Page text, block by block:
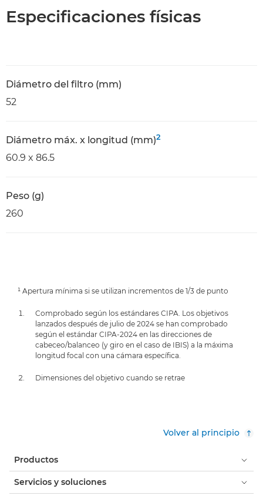
Especificaciones físicas
Diámetro del filtro (mm)
52
Diámetro máx. x longitud (mm)2
60.9 x 86.5
Peso (g)
260
¹ Apertura mínima si se utilizan incrementos de 1/3 de punto
Comprobado según los estándares CIPA. Los objetivos
lanzados después de julio de 2024 se han comprobado
según el estándar CIPA-2024 en las direcciones de
cabeceo/balanceo (y giro en el caso de IBIS) a la máxima
longitud focal con una cámara específica.
Dimensiones del objetivo cuando se retrae
Volver al principio
Productos
Servicios y soluciones